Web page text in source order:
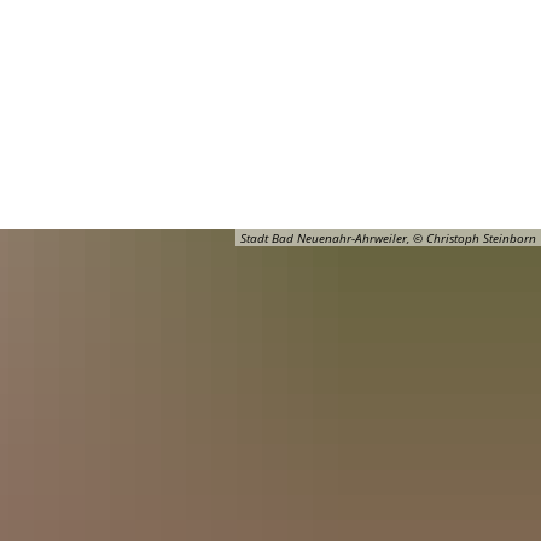
Stadt Bad Neuenahr-Ahrweiler, © Christoph Steinborn